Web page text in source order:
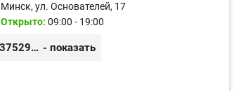
Минск, ул. Основателей, 17
Открыто: 09:00 - 19:00
+375296651188 - показать